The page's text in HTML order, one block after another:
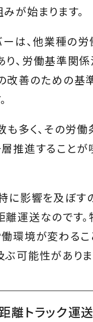
が始まります。
ーは、他業種の
、労働基準関係
善のための基
も多く、その労
推進すること
に影響を及ぼす
運送なのです
環境が変わるこ
可能性がありま
離トラック運